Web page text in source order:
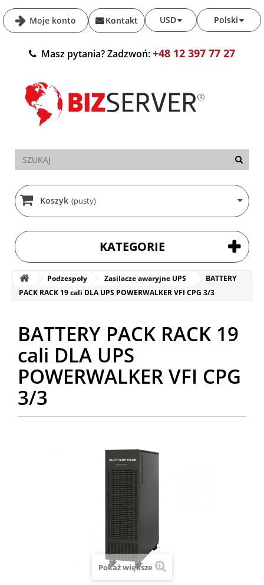
Moje konto Polski
USD
Kontakt
Masz pytania? Zadzwoń:+48 12 397 77 27
Koszyk (pusty)
KATEGORIE
Podzespoły Zasilacze awaryjne UPS
BATTERY
PACK RACK 19 cali DLA UPS POWERWALKER VFI CPG 3/3
BATTERY PACK RACK 19
cali DLA UPS
POWERWALKER VFI CPG
3/3
Pokaż większe